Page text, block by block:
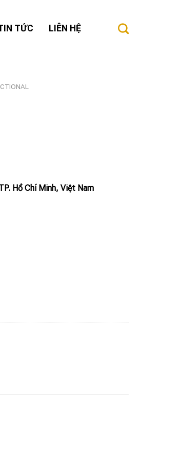
TỨC LIÊN HỆ
Hồ Chí Minh, Việt Nam